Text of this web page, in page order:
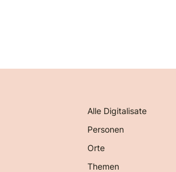
Alle Digitalisate
Personen
Orte
Themen